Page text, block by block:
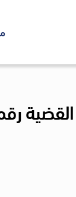
قضية “التنسيقية